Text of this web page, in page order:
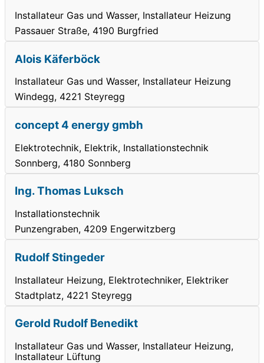
Installateur Gas und Wasser, Installateur Heizung
Passauer Straße, 4190 Burgfried
Alois Käferböck
Installateur Gas und Wasser, Installateur Heizung
Windegg, 4221 Steyregg
concept 4 energy gmbh
Elektrotechnik, Elektrik, Installationstechnik
Sonnberg, 4180 Sonnberg
Ing. Thomas Luksch
Installationstechnik
Punzengraben, 4209 Engerwitzberg
Rudolf Stingeder
Installateur Heizung, Elektrotechniker, Elektriker
Stadtplatz, 4221 Steyregg
Gerold Rudolf Benedikt
Installateur Gas und Wasser, Installateur Heizung,
Installateur Lüftung